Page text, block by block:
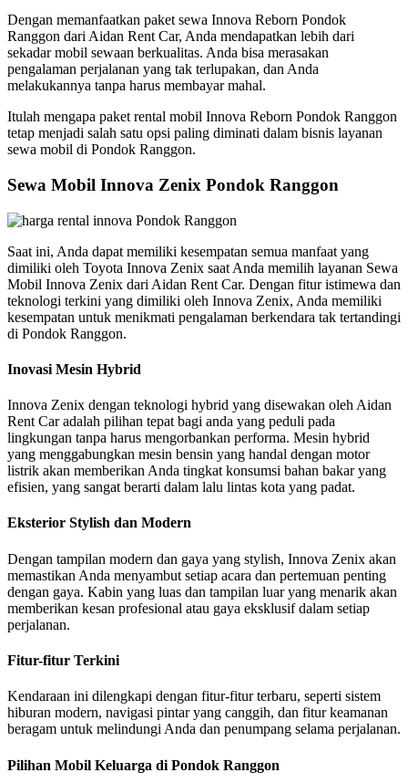
Dengan memanfaatkan paket sewa Innova Reborn Pondok
Ranggon dari Aidan Rent Car, Anda mendapatkan lebih dari
sekadar mobil sewaan berkualitas. Anda bisa merasakan
pengalaman perjalanan yang tak terlupakan, dan Anda
melakukannya tanpa harus membayar mahal.
Itulah mengapa paket rental mobil Innova Reborn Pondok Ranggon
tetap menjadi salah satu opsi paling diminati dalam bisnis layanan
sewa mobil di Pondok Ranggon.
Sewa Mobil Innova Zenix Pondok Ranggon
Saat ini, Anda dapat memiliki kesempatan semua manfaat yang
dimiliki oleh Toyota Innova Zenix saat Anda memilih layanan Sewa
Mobil Innova Zenix dari Aidan Rent Car. Dengan fitur istimewa dan
teknologi terkini yang dimiliki oleh Innova Zenix, Anda memiliki
kesempatan untuk menikmati pengalaman berkendara tak tertandingi
di Pondok Ranggon.
Inovasi Mesin Hybrid
Innova Zenix dengan teknologi hybrid yang disewakan oleh Aidan
Rent Car adalah pilihan tepat bagi anda yang peduli pada
lingkungan tanpa harus mengorbankan performa. Mesin hybrid
yang menggabungkan mesin bensin yang handal dengan motor
listrik akan memberikan Anda tingkat konsumsi bahan bakar yang
efisien, yang sangat berarti dalam lalu lintas kota yang padat.
Eksterior Stylish dan Modern
Dengan tampilan modern dan gaya yang stylish, Innova Zenix akan
memastikan Anda menyambut setiap acara dan pertemuan penting
dengan gaya. Kabin yang luas dan tampilan luar yang menarik akan
memberikan kesan profesional atau gaya eksklusif dalam setiap
perjalanan.
Fitur-fitur Terkini
Kendaraan ini dilengkapi dengan fitur-fitur terbaru, seperti sistem
hiburan modern, navigasi pintar yang canggih, dan fitur keamanan
beragam untuk melindungi Anda dan penumpang selama perjalanan.
Pilihan Mobil Keluarga di Pondok Ranggon